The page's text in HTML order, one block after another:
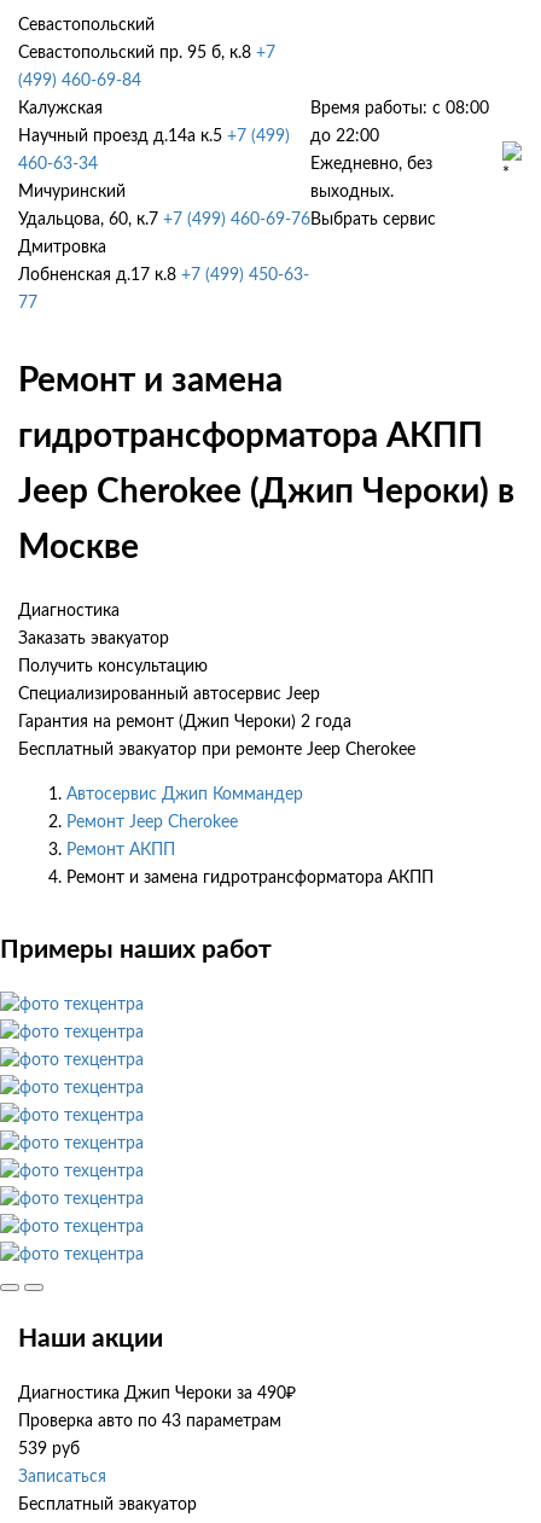
Севастопольский
Севастопольский пр. 95 б, к.8 +7
(499) 460-69-84
Калужская
Научный проезд д.14а к.5 +7 (499)
460-63-34
Мичуринский
Удальцова, 60, к.7 +7 (499) 460-69-76
Дмитровка
Лобненская д.17 к.8 +7 (499) 450-63-
77
Время работы: с 08:00
до 22:00
Ежедневно, без
выходных.
Выбрать сервис
Ремонт и замена
гидротрансформатора АКПП
Jeep Cherokee (Джип Чероки) в
Москве
Диагностика
Заказать эвакуатор
Получить консультацию
Специализированный автосервис Jeep
Гарантия на ремонт (Джип Чероки) 2 года
Бесплатный эвакуатор при ремонте Jeep Cherokee
Автосервис Джип Коммандер
Ремонт Jeep Cherokee
Ремонт АКПП
Ремонт и замена гидротрансформатора АКПП
Примеры наших работ
Наши акции
Диагностика Джип Чероки за 490₽
Проверка авто по 43 параметрам
539 руб
Записаться
Бесплатный эвакуатор